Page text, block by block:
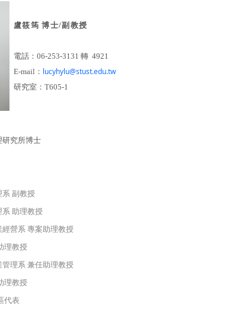
盧筱筠 博士/副 教授
電話： 06-253-3131 轉 4921
E-mail ： lucyhylu@stust.edu.tw
研究室： T605-1
研究所博士
系 副教授
助理教授
營系 專案助理教授
理教授
理系 兼任助理教授
理教授
代表